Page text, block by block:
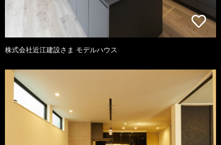
株式会社近江建設さま モデルハウス